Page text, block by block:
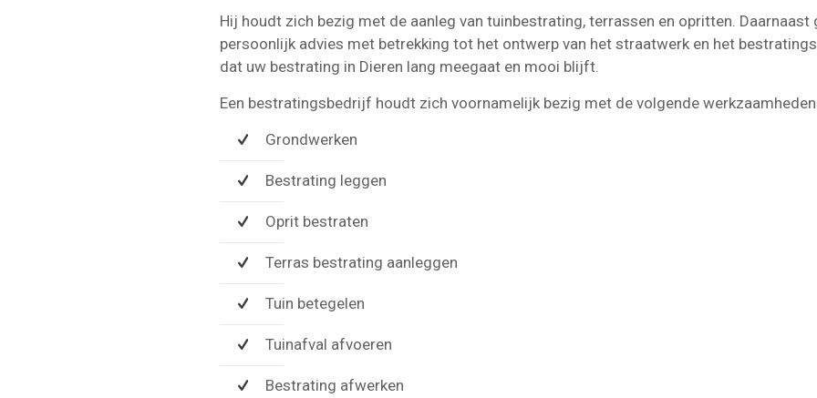
Hij houdt zich bezig met de aanleg van tuinbestrating, terrassen en opritten. Daarnaast
persoonlijk advies met betrekking tot het ontwerp van het straatwerk en het
dat uw bestrating in Dieren lang meegaat en mooi blijft.
Een bestratingsbedrijf houdt zich voornamelijk bezig met de volgende
Grondwerken
Bestrating leggen
Oprit bestraten
Terras bestrating aanleggen
Tuin betegelen
Tuinafval afvoeren
Bestrating afwerken